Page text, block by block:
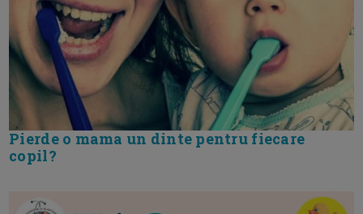
Pierde o mama un dinte pentru fiecare
copil?